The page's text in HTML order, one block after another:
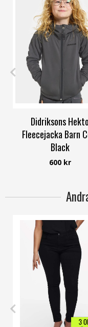
120
Didriksons Hekto
Fleecejacka Barn
Black
Didriksons
600 kr
46 48 50